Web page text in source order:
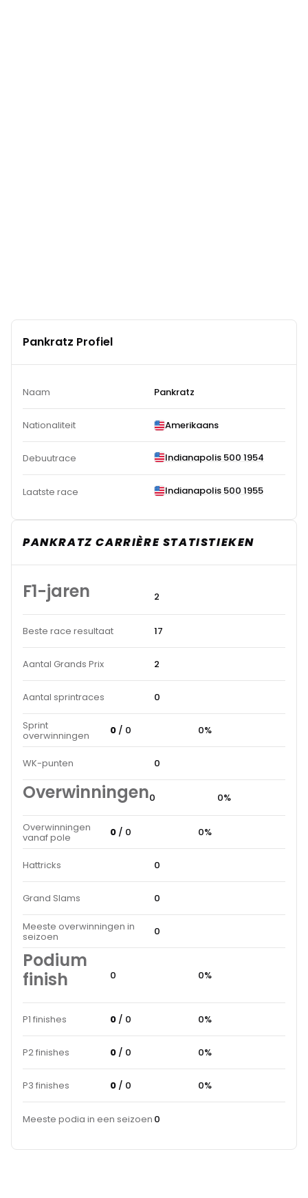
Pankratz Profiel
Naam Pankratz
Nationaliteit Amerikaans
Debuutrace Indianapolis 500 1954
Laatste race Indianapolis 500 1955
PANKRATZ CARRIÈRE STATISTIEKEN
F1-jaren 2
Beste race resultaat 17
Aantal Grands Prix 2
Aantal sprintraces 0
Sprint
overwinningen 0 / 0 0%
WK-punten 0
Overwinningen0 0%
Overwinningen
vanaf pole 0 / 0 0%
Hattricks 0
Grand Slams 0
Meeste overwinningen in
seizoen 0
Podium
finish
0 0%
P1 finishes 0 / 0 0%
P2 finishes 0 / 0 0%
P3 finishes 0 / 0 0%
Meeste podia in een seizoen 0